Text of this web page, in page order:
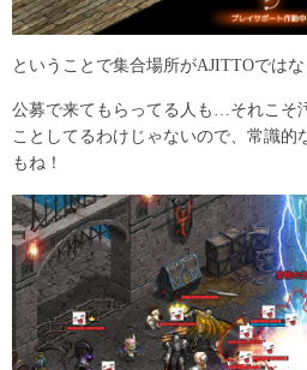
ということで集合場所がAJITTOでは
公募で来てもらってる人も…それこそ
ことしてるわけじゃないので、常識的
もね！